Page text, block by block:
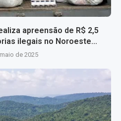
apreensão de R$ 2,5
ilegais no Noroeste...
de 2025